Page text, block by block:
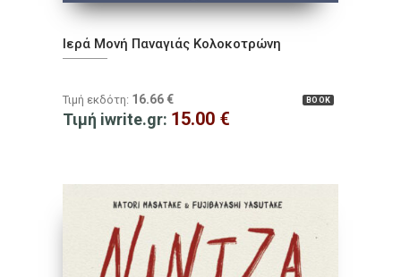
Ιερά Μονή Παναγιάς Κολοκοτρώνη
BOOK
Τιμή εκδότη: 16.66 €
Τιμή iwrite.gr: 15.00 €